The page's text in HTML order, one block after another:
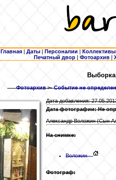
Главная | Даты | Персоналии | Коллективы
Печатный двор |Фотоархив |
Фотоархив>- Событие не
Дата добавления:
Дата фотографии: Не
Александр Воложин (Сын
На снимке:
Воложин
Фотограф: